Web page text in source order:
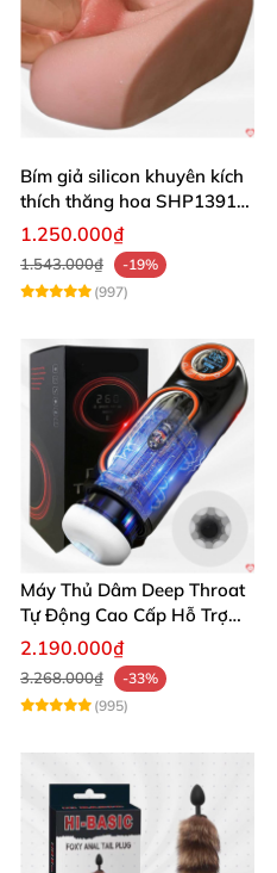
Bím giả silicon khuyên kích
thích thăng hoa SHP1391
ShopHanhPhuc
1.250.000₫
1.543.000₫
-19%
(997)
Máy Thủ Dâm Deep Throat
Tự Động Cao Cấp Hỗ Trợ
Gắn Tường
2.190.000₫
3.268.000₫
-33%
(995)